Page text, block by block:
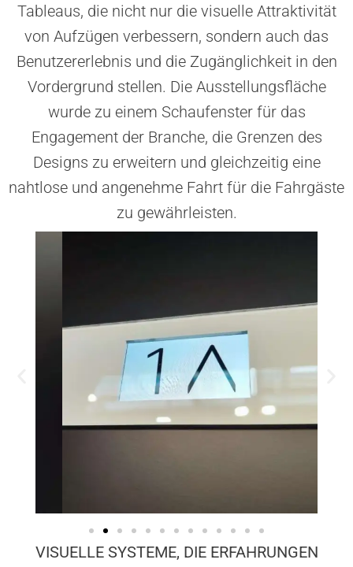
Tableaus, die nicht nur die visuelle Attraktivität
von Aufzügen verbessern, sondern auch das
Benutzererlebnis und die Zugänglichkeit in den
Vordergrund stellen. Die Ausstellungsfläche
wurde zu einem Schaufenster für das
Engagement der Branche, die Grenzen des
Designs zu erweitern und gleichzeitig eine
nahtlose und angenehme Fahrt für die Fahrgäste
zu gewährleisten.
VISUELLE SYSTEME, DIE ERFAHRUNGEN